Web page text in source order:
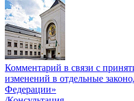
Комментарий в связи с
изменений в отдельные
Федерации»